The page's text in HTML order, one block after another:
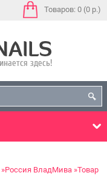
Товаров: 0 (0 р.)
Россия ВладМива Товар